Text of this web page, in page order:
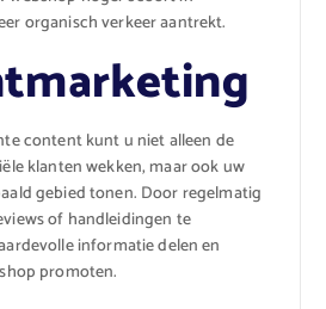
organisch verkeer aantrekt.
content kunt u niet alleen de
klanten wekken, maar ook uw
gebied tonen. Door regelmatig
of handleidingen te
informatie delen en
promoten.